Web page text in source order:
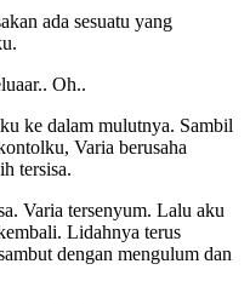
ada sesuatu yang
Oh..
ke dalam mulutnya. Sambil
Varia berusaha
tersisa.
Varia tersenyum. Lalu aku
Lidahnya terus
dengan mengulum dan